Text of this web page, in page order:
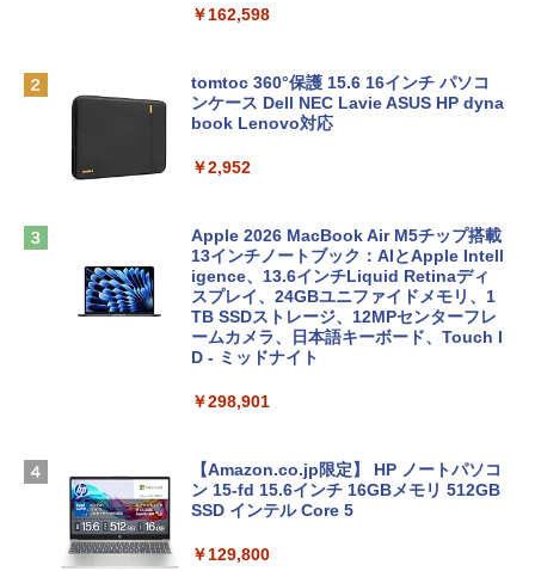
￥162,598
tomtoc 360°保護 15.6 16インチ パソコ
ンケース Dell NEC Lavie ASUS HP dyna
book Lenovo対応
￥2,952
Apple 2026 MacBook Air M5チップ搭載
13インチノートブック：AIとApple Intell
igence、13.6インチLiquid Retinaディ
スプレイ、24GBユニファイドメモリ、1
TB SSDストレージ、12MPセンターフレ
ームカメラ、日本語キーボード、Touch I
D - ミッドナイト
￥298,901
【Amazon.co.jp限定】 HP ノートパソコ
ン 15-fd 15.6インチ 16GBメモリ 512GB
SSD インテル Core 5
￥129,800